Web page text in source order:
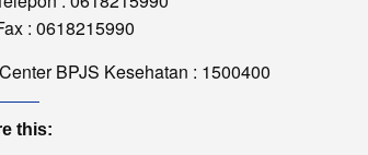
: 0618215990
BPJS Kesehatan : 1500400
this: